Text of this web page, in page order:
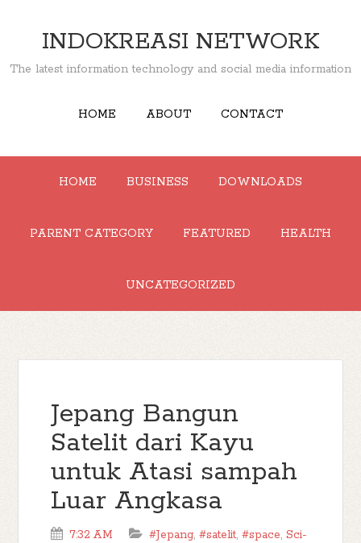
INDOKREASI NETWORK
The latest information technology and social media information
HOME ABOUT CONTACT
HOME BUSINESS DOWNLOADS
PARENT CATEGORY FEATURED HEALTH
UNCATEGORIZED
Jepang Bangun
Satelit dari Kayu
untuk Atasi sampah
Luar Angkasa
7:32 AM #Jepang,#satelit,#space,Sci-